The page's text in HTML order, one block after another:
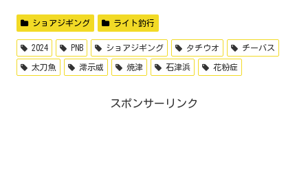
ショアジギング ライト釣行
2024 PNB ショアジギング タチウオ チーバス
太刀魚 澪示威 焼津 石津浜 花粉症
スポンサーリンク